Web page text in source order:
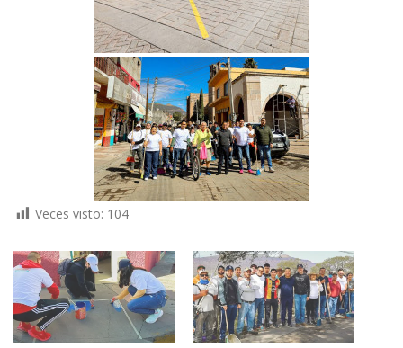
Veces visto: 104